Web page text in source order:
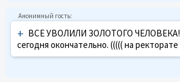
+ ВСЕ УВОЛИЛИ ЗОЛОТОГО ЧЕЛОВЕКА!
сегодня окончательно. ((((( на ректорате